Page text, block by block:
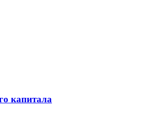
капитала